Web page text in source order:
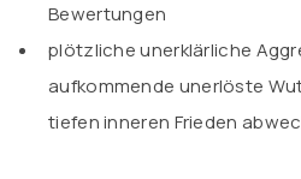
Bewertungen
plötzliche unerklärliche
aufkommende unerlöste
tiefen inneren Frieden